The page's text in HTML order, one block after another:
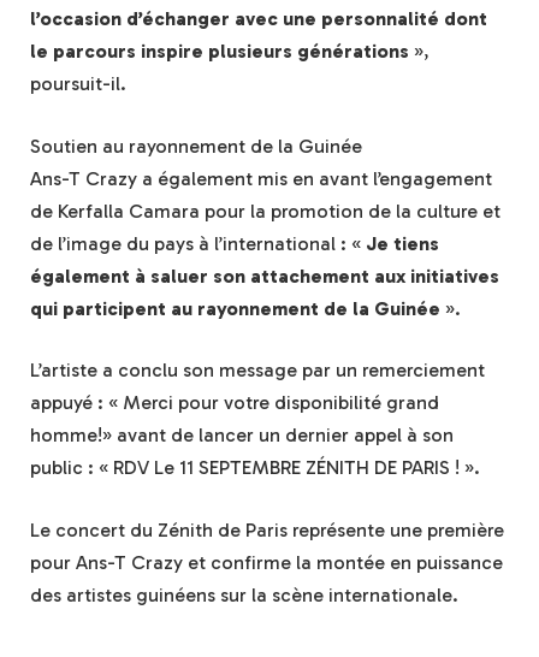
l’occasion d’échanger avec une personnalité dont
le parcours inspire plusieurs générations »,
poursuit-il.
Soutien au rayonnement de la Guinée
Ans-T Crazy a également mis en avant l’engagement
de Kerfalla Camara pour la promotion de la culture et
de l’image du pays à l’international : « Je tiens
également à saluer son attachement aux initiatives
qui participent au rayonnement de la Guinée ».
L’artiste a conclu son message par un remerciement
appuyé : « Merci pour votre disponibilité grand
homme!» avant de lancer un dernier appel à son
public : « RDV Le 11 SEPTEMBRE ZÉNITH DE PARIS ! ».
Le concert du Zénith de Paris représente une première
pour Ans-T Crazy et confirme la montée en puissance
des artistes guinéens sur la scène internationale.